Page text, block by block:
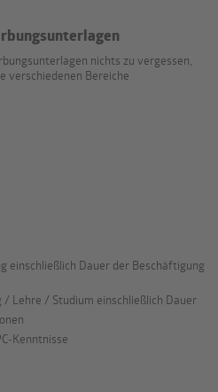
nichts zu vergessen,
verschiedenen Bereiche
einschließlich Dauer der Beschäftigung
/ Lehre / Studium einschließlich Dauer
Kenntnisse